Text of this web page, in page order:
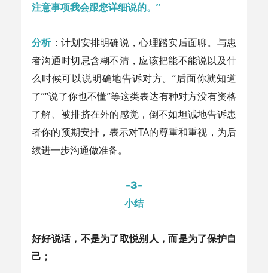
注意事项我会跟您详细说的。”
分析：计划安排明确说，心理踏实后面聊。与患
者沟通时切忌含糊不清，应该把能不能说以及什
么时候可以说明确地告诉对方。“后面你就知道
了”“说了你也不懂”等这类表达有种对方没有资格
了解、被排挤在外的感觉，倒不如坦诚地告诉患
者你的预期安排，表示对TA的尊重和重视，为后
续进一步沟通做准备。
-3-
小结
好好说话，不是为了取悦别人，而是为了保护自
己；